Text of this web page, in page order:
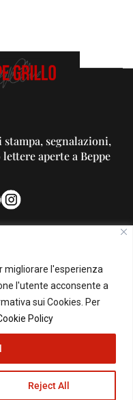
migliorare l'esperienza
l'utente acconsente a
sui Cookies. Per
Policy
Reject All
segnalazioni,
aperte a Beppe
PUBBLICITA'
su questo Blog:
Rights Reserved - Powered by